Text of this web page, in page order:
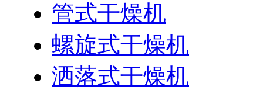
管式干燥机
螺旋式干燥机
洒落式干燥机